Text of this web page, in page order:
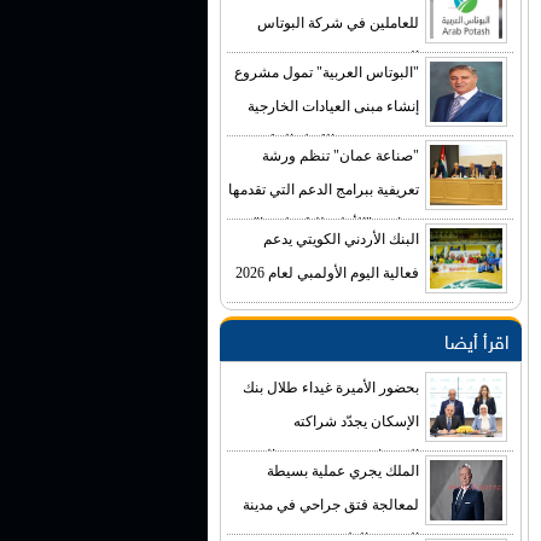
للعاملين في شركة البوتاس
العربية
"البوتاس العربية" تمول مشروع
إنشاء مبنى العيادات الخارجية
في مستشفى الكرك الحكومي
بكلفة تصل إلى (4) ملايين دينار
"صناعة عمان" تنظم ورشة
تعريفية ببرامج الدعم التي تقدمها
صناديق "الأعلى للتكنولوجيا"
البنك الأردني الكويتي يدعم
فعالية اليوم الأولمبي لعام 2026
اقرأ أيضا
بحضور الأميرة غيداء طلال بنك
الإسكان يجدّد شراكته
الاستراتيجية مع مؤسسة الحسين
للسرطان
الملك يجري عملية بسيطة
لمعالجة فتق جراحي في مدينة